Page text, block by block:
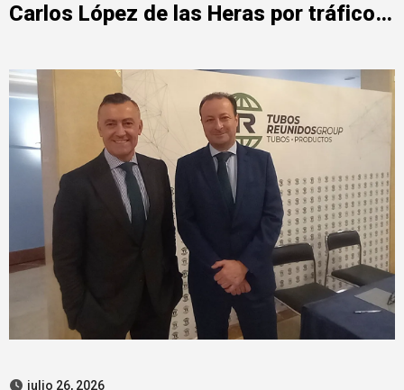
Carlos López de las Heras por tráfico
julio 26, 2026